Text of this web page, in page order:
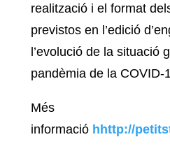
realització i el format
previstos en l’edició
l’evolució de la situació
pandèmia de la COVID-
Més
informació hhttp://